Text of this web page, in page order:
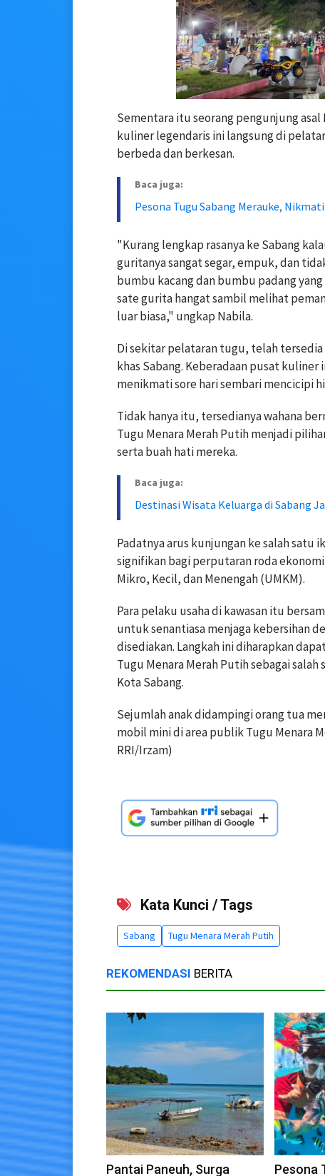
Sementara itu seorang pengunjung
kuliner legendaris ini langsung di
berbeda dan berkesan.
Baca juga:
Pesona Tugu Sabang Merauke,
"Kurang lengkap rasanya ke Sabang
guritanya sangat segar, empuk, dan
bumbu kacang dan bumbu padang
sate gurita hangat sambil melihat
luar biasa," ungkap Nabila.
Di sekitar pelataran tugu, telah tersedia
khas Sabang. Keberadaan pusat
menikmati sore hari sembari mencicipi
Tidak hanya itu, tersedianya wahana
Tugu Menara Merah Putih menjadi
serta buah hati mereka.
Baca juga:
Destinasi Wisata Keluarga di Sabang
Padatnya arus kunjungan ke salah satu
signifikan bagi perputaran roda
Mikro, Kecil, dan Menengah (UMKM).
Para pelaku usaha di kawasan itu
untuk senantiasa menjaga kebersihan
disediakan. Langkah ini diharapkan
Tugu Menara Merah Putih sebagai
Kota Sabang.
Sejumlah anak didampingi orang tua
mobil mini di area publik Tugu Menara
RRI/Irzam)
Kata Kunci / Tags
Sabang Tugu Menara Merah Putih
REKOMENDASI BERITA
Pantai Paneuh, Surga Pesona